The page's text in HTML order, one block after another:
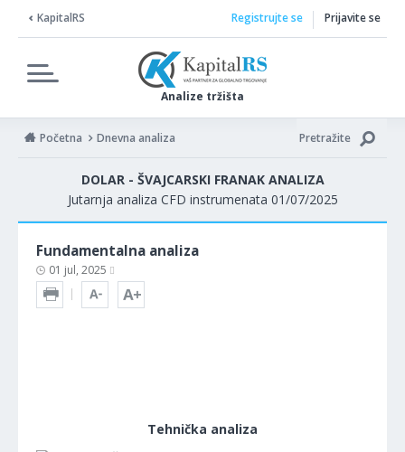
KapitalRS
Analize tržišta
Registrujte se Prijavite se
Početna Dnevna analiza Pretražite
DOLAR - ŠVAJCARSKI FRANAK ANALIZA
Jutarnja analiza CFD instrumenata 01/07/2025
Fundamentalna analiza
01 jul, 2025
Tehnička analiza